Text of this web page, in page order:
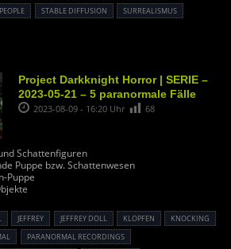
STABLE DIFFUSION
SURREALISMUS
Project Darkknight Horror | SERIE –
2023-05-21 – 5 paranormale Fälle
2023-08-09 - 16:20 Uhr 68
Schattenfiguren
Puppe bzw. Schattenwesen
Puppe
JEFFREY JEFFREY DOLL KLOPFEN
KNOCKING
PARANORMAL RECORDINGS